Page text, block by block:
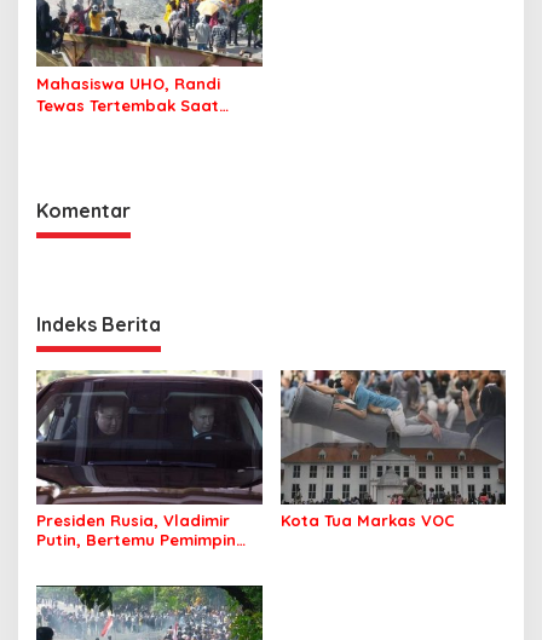
Mahasiswa UHO, Randi
Tewas Tertembak Saat
Komentar
Indeks Berita
Presiden Rusia, Vladimir
Putin, Bertemu Pemimpin
Kota Tua Markas VOC